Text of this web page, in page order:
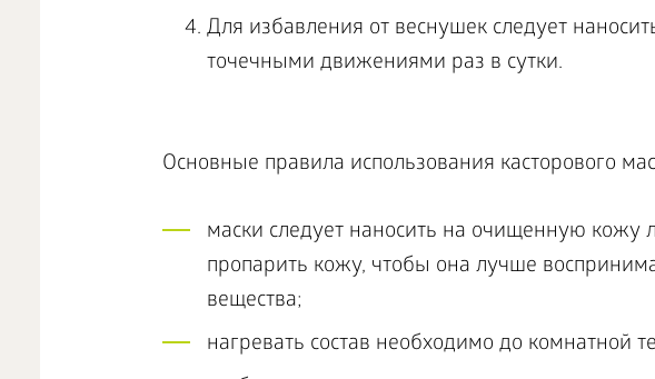
Для избавления от веснушек следует
точечными движениями раз в сутки.
Основные правила использования касторового
маски следует наносить на очищенную кожу
пропарить кожу, чтобы она лучше
вещества;
нагревать состав необходимо до комнатной